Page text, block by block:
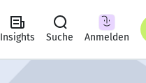
Insights Suche Anmelden